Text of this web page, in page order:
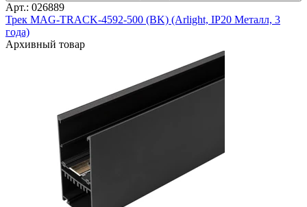
Арт.: 026889
Трек MAG-TRACK-4592-500 (BK) (Arlight, IP20 Металл, 3
года)
Архивный товар